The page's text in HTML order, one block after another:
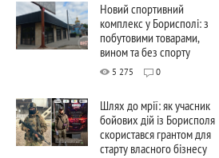
Новий спортивний
комплекс у Борисполі: з
побутовими товарами,
вином та без спорту
5 275 0
Шлях до мрії: як учасник
бойових дій із Борисполя
скористався грантом для
старту власного бізнесу